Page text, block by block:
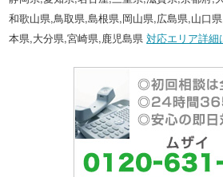
和歌山県,鳥取県,島根県,岡山県,広島県,山口
本県,大分県,宮崎県,鹿児島県対応エリア詳細